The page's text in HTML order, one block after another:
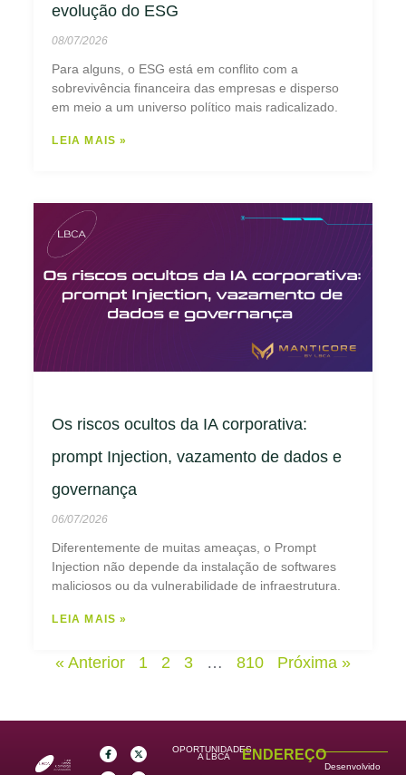
evolução do ESG
08/07/2026
Para alguns, o ESG está em conflito com a
sobrevivência financeira das empresas e disperso
em meio a um universo político mais radicalizado.
LEIA MAIS »
Os riscos ocultos da IA corporativa:
prompt Injection, vazamento de dados e
governança
06/07/2026
Diferentemente de muitas ameaças, o Prompt
Injection não depende da instalação de softwares
maliciosos ou da vulnerabilidade de infraestrutura.
LEIA MAIS »
« Anterior 1 2 3 … 810 Próxima »
OPORTUNIDADES
A LBCA ENDEREÇO
Desenvolvido